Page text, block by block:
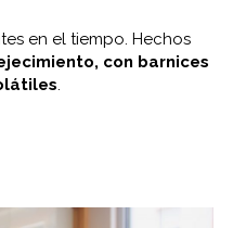
en el tiempo. Hechos
con barnices
.